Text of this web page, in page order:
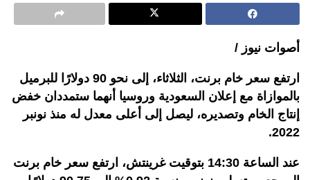
أصوات نيوز /
ارتفع سعر خام برنت، الثلاثاء، إلى نحو 90 دولارًا للبرميل
بالموازاة مع إعلان السعودية وروسيا أنهما ستمددان خفض
إنتاج الخام وتصديره، ليصل إلى أعلى معدل له منذ نونبر
2022.
عند الساعة 14:30 بتوقيت غرينتش، ارتفع سعر خام برنت